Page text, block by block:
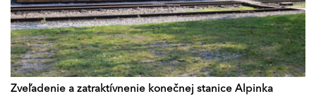
Zveľadenie a zatraktívnenie konečnej stanice Alpinka